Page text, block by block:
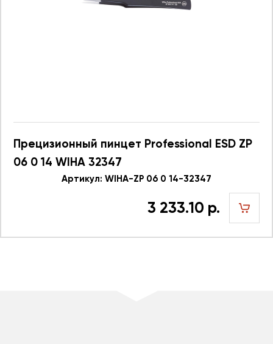
Прецизионный пинцет Professional ESD ZP
06 0 14 WIHA 32347
Артикул: WIHA-ZP 06 0 14-32347
3 233.10 р.